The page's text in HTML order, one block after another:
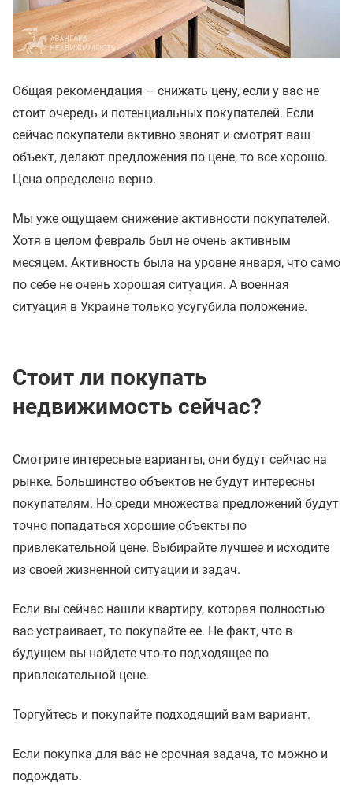
Общая рекомендация – снижать цену, если у вас не
стоит очередь и потенциальных покупателей. Если
сейчас покупатели активно звонят и смотрят ваш
объект, делают предложения по цене, то все хорошо.
Цена определена верно.
Мы уже ощущаем снижение активности покупателей.
Хотя в целом февраль был не очень активным
месяцем. Активность была на уровне января, что само
по себе не очень хорошая ситуация. А военная
ситуация в Украине только усугубила положение.
Стоит ли покупать
недвижимость сейчас?
Смотрите интересные варианты, они будут сейчас на
рынке. Большинство объектов не будут интересны
покупателям. Но среди множества предложений будут
точно попадаться хорошие объекты по
привлекательной цене. Выбирайте лучшее и исходите
из своей жизненной ситуации и задач.
Если вы сейчас нашли квартиру, которая полностью
вас устраивает, то покупайте ее. Не факт, что в
будущем вы найдете что-то подходящее по
привлекательной цене.
Торгуйтесь и покупайте подходящий вам вариант.
Если покупка для вас не срочная задача, то можно и
подождать.